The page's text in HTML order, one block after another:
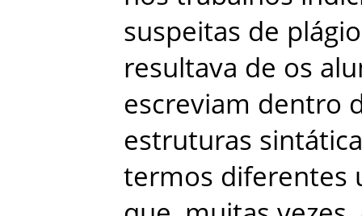
suspeitas de plágio
resultava de os
escreviam dentro
estruturas
termos diferentes